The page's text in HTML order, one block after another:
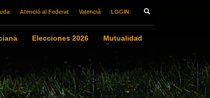
Atenció al Federat Valencià LOGIN
Elecciones 2026
Mutualidad